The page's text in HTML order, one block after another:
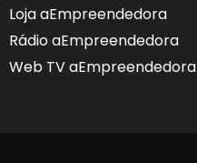
Loja aEmpreendedora
Rádio aEmpreendedora
Web TV aEmpreendedora